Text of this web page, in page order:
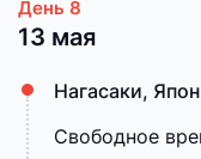
13 мая
Нагасаки,
Свободное